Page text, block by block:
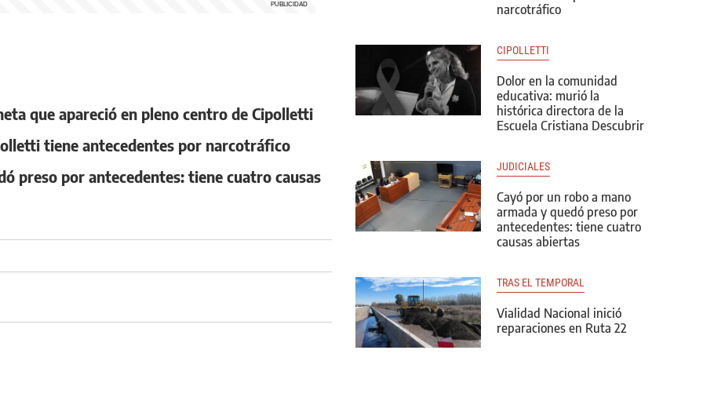
que apareció en pleno centro de Cipolletti
tiene antecedentes por narcotráfico
preso por antecedentes: tiene cuatro causas
narcotráfico
CIPOLLETTI
Dolor en la comunidad
educativa: murió la
histórica directora de la
Escuela Cristiana Descubrir
JUDICIALES
Cayó por un robo a mano
armada y quedó preso por
antecedentes: tiene cuatro
causas abiertas
TRAS EL TEMPORAL
Vialidad Nacional inició
reparaciones en Ruta 22